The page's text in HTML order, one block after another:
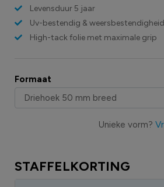
Levensduur 5 jaar
Uv-bestendig & weersbestendigheid
High-tack folie met maximale grip
Formaat
Unieke vorm?
STAFFELKORTING